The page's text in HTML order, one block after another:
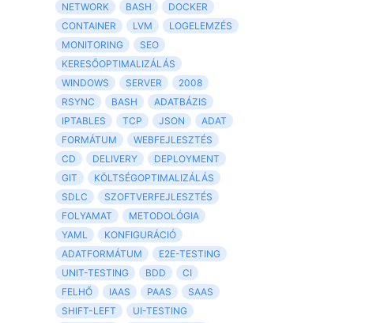
NETWORK
BASH
DOCKER
CONTAINER
LVM
LOGELEMZÉS
MONITORING
SEO
KERESŐOPTIMALIZÁLÁS
WINDOWS
SERVER
2008
RSYNC
BASH
ADATBÁZIS
IPTABLES
TCP JSON
ADAT
FORMÁTUM
WEBFEJLESZTÉS
CD
DELIVERY
DEPLOYMENT
GIT
KÖLTSÉGOPTIMALIZÁLÁS
SDLC
SZOFTVERFEJLESZTÉS
FOLYAMAT
METODOLÓGIA
YAML
KONFIGURÁCIÓ
ADATFORMÁTUM
E2E-TESTING
UNIT-TESTING
BDD
CI
FELHŐ
IAAS PAAS
SAAS
SHIFT-LEFT
UI-TESTING